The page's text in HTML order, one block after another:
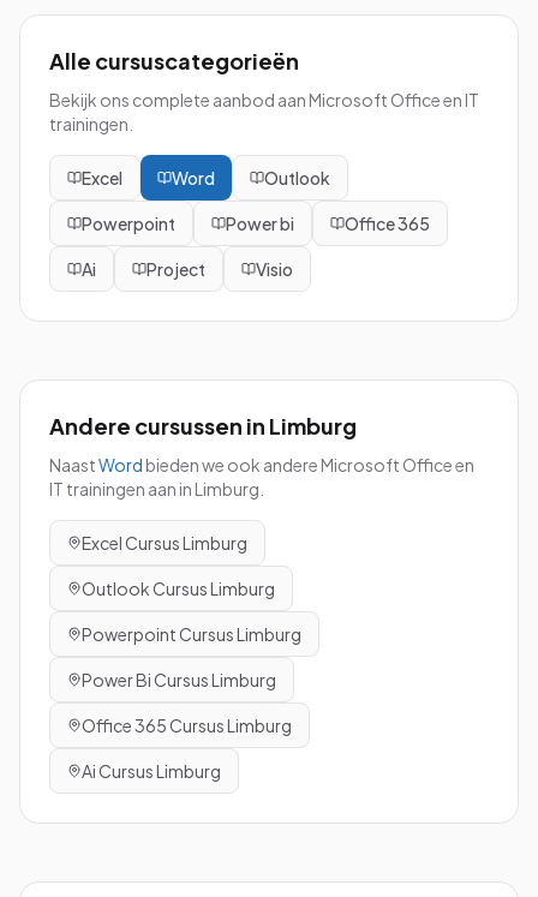
Alle cursuscategorieën
Bekijk ons complete aanbod aan Microsoft Office en IT
trainingen.
Excel Word Outlook
Powerpoint Power bi Office 365
Ai Project Visio
Andere cursussen in Limburg
NaastWord bieden we ook andere Microsoft Office en
IT trainingen aan in Limburg
ExcelCursusLimburg
OutlookCursusLimburg
PowerpointCursusLimburg
Power BiCursusLimburg
Office 365CursusLimburg
AiCursusLimburg